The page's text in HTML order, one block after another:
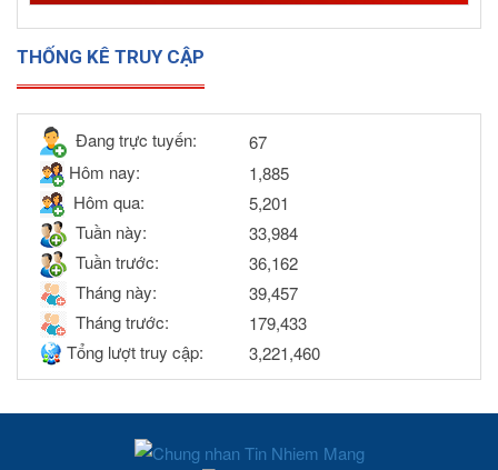
THỐNG KÊ TRUY CẬP
Đang trực tuyến:
67
Hôm nay:
1,885
Hôm qua:
5,201
Tuần này:
33,984
Tuần trước:
36,162
Tháng này:
39,457
Tháng trước:
179,433
Tổng lượt truy cập: